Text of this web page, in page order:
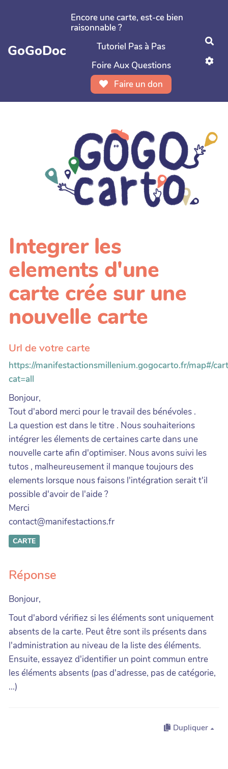
Aller au contenu principal
GoGoDoc
Encore une carte, est-ce bien
raisonnable ?
Tutoriel Pas à Pas
Foire Aux Questions
Faire un don
Integrer les
elements d'une
carte crée sur une
nouvelle carte
Url de votre carte
https://manifestactionsmillenium.gogocarto.fr/map#/
cat=all
Bonjour,
Tout d'abord merci pour le travail des bénévoles .
La question est dans le titre . Nous souhaiterions
intégrer les élements de certaines carte dans une
nouvelle carte afin d'optimiser. Nous avons suivi les
tutos , malheureusement il manque toujours des
elements lorsque nous faisons l'intégration serait t'il
possible d'avoir de l'aide ?
Merci
contact@manifestactions.fr
CARTE
Réponse
Bonjour,
Tout d'abord vérifiez si les éléments sont uniquement
absents de la carte. Peut être sont ils présents dans
l'administration au niveau de la liste des éléments.
Ensuite, essayez d'identifier un point commun entre
les éléments absents (pas d'adresse, pas de catégorie,
...)
Dupliquer